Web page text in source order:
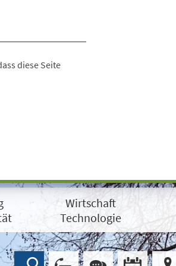
diese Seite
Wirtschaft
Technologie